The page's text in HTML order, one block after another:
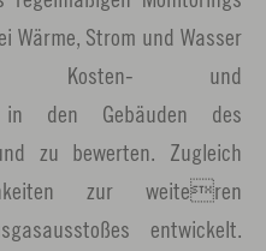
Wärme, Strom und Wasser
Kosten- und
in den Gebäuden des
zu bewerten. Zugleich
zur weiteren
entwickelt.